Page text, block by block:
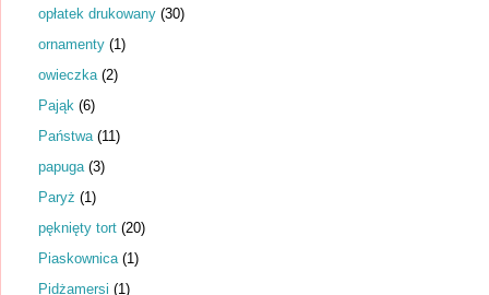
opłatek drukowany (30)
ornamenty (1)
owieczka (2)
Pająk (6)
Państwa (11)
papuga (3)
Paryż (1)
pęknięty tort (20)
Piaskownica (1)
Pidżamersi (1)